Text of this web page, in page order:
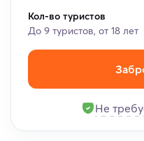
Кол-во туристов
До 9 туристов, от 18 лет
Не